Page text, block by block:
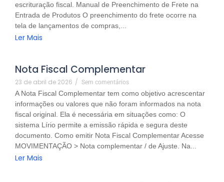
escrituração fiscal. Manual de Preenchimento de Frete na
Entrada de Produtos O preenchimento do frete ocorre na
tela de lançamentos de compras,...
Ler Mais
Nota Fiscal Complementar
23 de abril de 2026 / Sem comentários
A Nota Fiscal Complementar tem como objetivo acrescentar
informações ou valores que não foram informados na nota
fiscal original. Ela é necessária em situações como: O
sistema Lírio permite a emissão rápida e segura deste
documento. Como emitir Nota Fiscal Complementar Acesse
MOVIMENTAÇÃO > Nota complementar / de Ajuste. Na...
Ler Mais